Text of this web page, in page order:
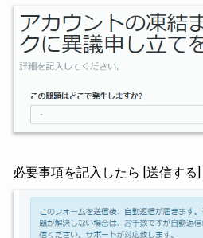
必要事項を記入したら [送信する]